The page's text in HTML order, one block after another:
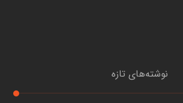
نوشته‌های تازه